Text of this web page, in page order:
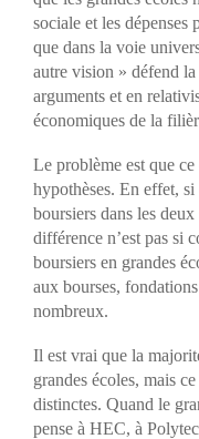
sociale et les dépenses
que dans la voie
autre vision » défend la
arguments et en
économiques de la
Le problème est que ce
hypothèses. En effet,
boursiers dans les
différence n’est pas si
boursiers en grandes
aux bourses,
nombreux.
Il est vrai que la
grandes écoles, mais
distinctes. Quand le
pense à HEC, à